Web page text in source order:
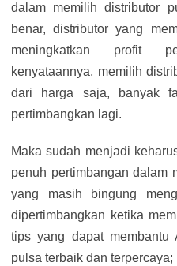
dalam memilih distributor
benar, distributor yang
meningkatkan profit
kenyataannya, memilih
dari harga saja, banyak
pertimbangkan lagi.
Maka sudah menjadi
penuh pertimbangan dalam
yang masih bingung
dipertimbangkan ketika
tips yang dapat membantu
pulsa terbaik dan terpercaya;